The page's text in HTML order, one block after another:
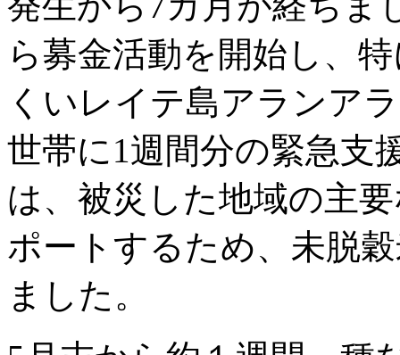
ら募金活動を開始し、
くいレイテ島アランア
世帯に1週間分の緊急支
は、被災した地域の主
ポートするため、未脱
ました。